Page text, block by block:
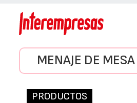
MENAJE DE
PRODUCTOS